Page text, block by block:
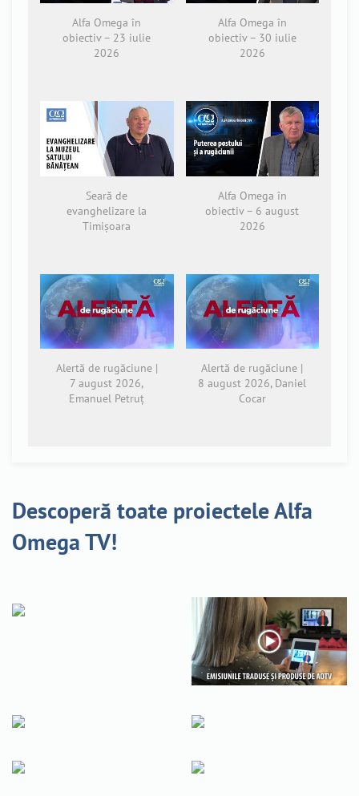
Alfa Omega în
obiectiv – 23 iulie
2026
Alfa Omega în
obiectiv – 30 iulie
2026
Seară de
evanghelizare la
Timișoara
Alfa Omega în
obiectiv – 6 august
2026
Alertă de rugăciune |
7 august 2026,
Emanuel Petruț
Alertă de rugăciune |
8 august 2026, Daniel
Cocar
Descoperă toate proiectele Alfa
Omega TV!